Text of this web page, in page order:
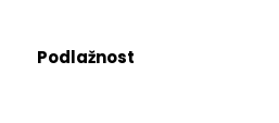
Podlažnost